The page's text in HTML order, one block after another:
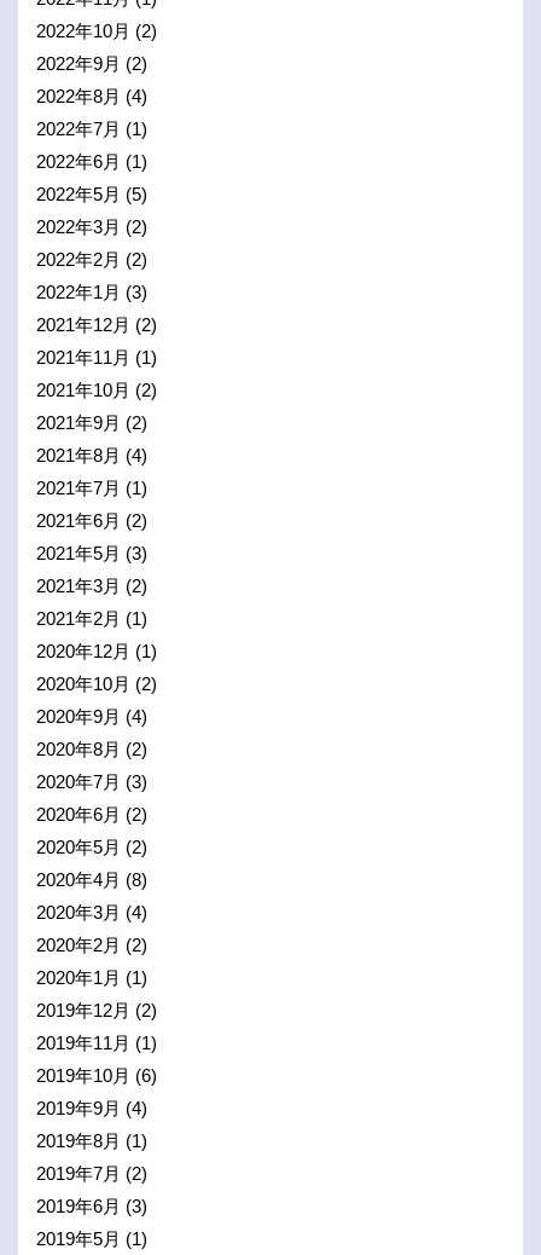
2022年10月 (2)
2022年9月 (2)
2022年8月 (4)
2022年7月 (1)
2022年6月 (1)
2022年5月 (5)
2022年3月 (2)
2022年2月 (2)
2022年1月 (3)
2021年12月 (2)
2021年11月 (1)
2021年10月 (2)
2021年9月 (2)
2021年8月 (4)
2021年7月 (1)
2021年6月 (2)
2021年5月 (3)
2021年3月 (2)
2021年2月 (1)
2020年12月 (1)
2020年10月 (2)
2020年9月 (4)
2020年8月 (2)
2020年7月 (3)
2020年6月 (2)
2020年5月 (2)
2020年4月 (8)
2020年3月 (4)
2020年2月 (2)
2020年1月 (1)
2019年12月 (2)
2019年11月 (1)
2019年10月 (6)
2019年9月 (4)
2019年8月 (1)
2019年7月 (2)
2019年6月 (3)
2019年5月 (1)